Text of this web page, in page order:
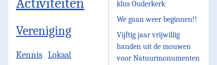
Vereniging
Kennis Lokaal
klus Ouderkerk
We gaan weer beginnen!!
Vijftig jaar vrijwillig
handen uit de mouwen
voor Natuurmonumenten